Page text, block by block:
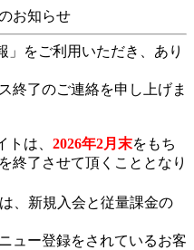
お知らせ
」をご利用いただき、あり
終了のご連絡を申し上げま
トは、 2026年2月末をもち
終了させて頂くこととなり
、新規入会と従量課金の
ュー登録をされているお客